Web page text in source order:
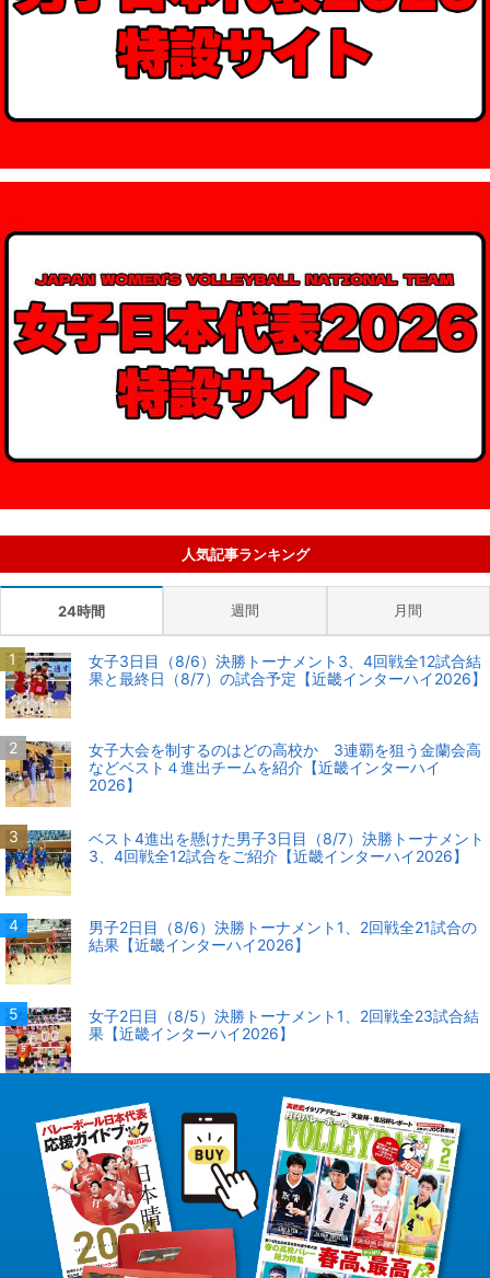
人気記事ランキング
24時間 週間 月間
女子3日目（8/6）決勝トーナメント3、4回戦全12試合結
果と最終日（8/7）の試合予定【近畿インターハイ2026】
女子大会を制するのはどの高校か 3連覇を狙う金蘭会高
などベスト４進出チームを紹介【近畿インターハイ
2026】
ベスト4進出を懸けた男子3日目（8/7）決勝トーナメント
3、4回戦全12試合をご紹介【近畿インターハイ2026】
男子2日目（8/6）決勝トーナメント1、2回戦全21試合の
結果【近畿インターハイ2026】
女子2日目（8/5）決勝トーナメント1、2回戦全23試合結
果【近畿インターハイ2026】